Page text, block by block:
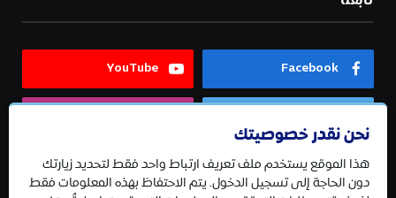
Facebook
YouTube
Telegram
نحن نقدر خصوصيتك
هذا الموقع يستخدم ملف تعريف ارتباط واحد فقط لتحديد زيارتك
دون الحاجة إلى تسجيل الدخول. يتم الاحتفاظ بهذه المعلومات فقط